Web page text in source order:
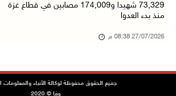
73,329 شهيدا و174,009 مصابين في قطاع غزة
منذ بدء العدوا
27/07/2026 08:38 م
جميع الحقوق محفوظة لوكالة الأنباء والمعلومات
وفا © 2020